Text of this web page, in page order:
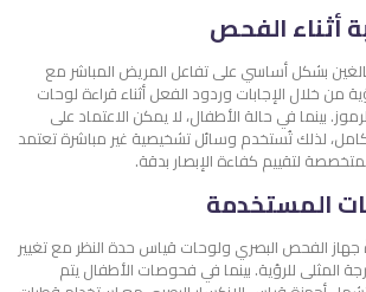
أثناء الفحص
بشكل أساسي على تفاعل المريض المباشر مع
من خلال الإجابات وردود الفعل أثناء قراءة لوحات
بينما في حالة الأطفال، لا يمكن الاعتماد على
لذلك تُستخدم وسائل تشخيصية غير مباشرة تعتمد
لتقييم كفاءة الإبصار بدقة.
المستخدمة
جهاز الفحص البصري ولوحات قياس حدة النظر مع تغيير
المثلى للرؤية. بينما في فحوصات الأطفال يتم